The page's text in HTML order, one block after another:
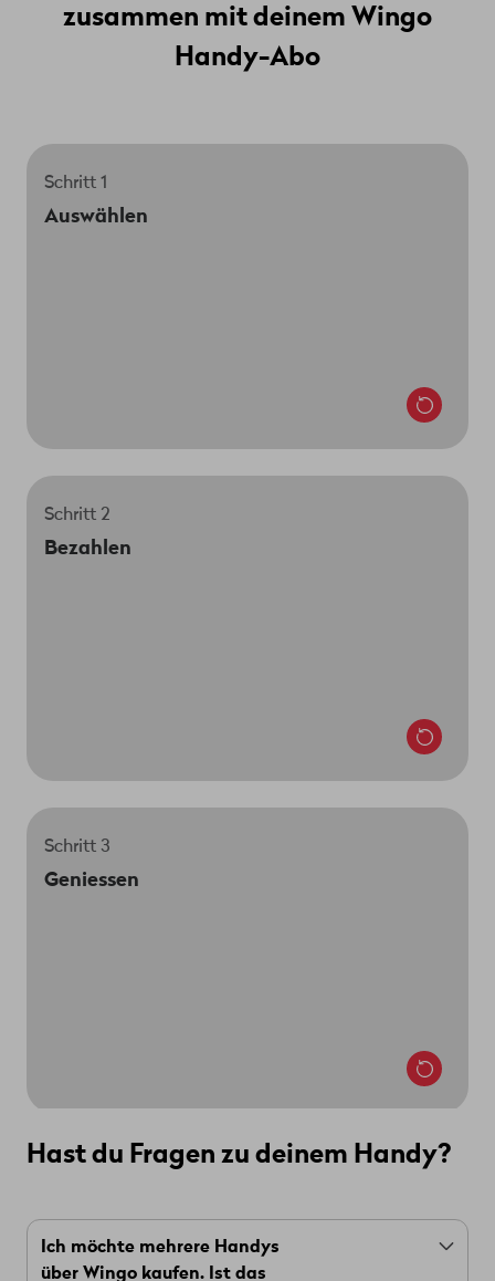
zusammen mit deinem Wingo
Handy-Abo
Schritt 1
Auswählen
du jetzt einfach dein neues Smartphone auswählen.
Zu myWingo
Schritt 2
Bezahlen
Smartphone. Den Rest bezahlst du bequem in 24
Schritt 3
Geniessen
neues Handy in deinem Briefkasten. Viel Spass
Hast du Fragen zu deinem Handy?
Ich möchte mehrere Handys
über Wingo kaufen. Ist das